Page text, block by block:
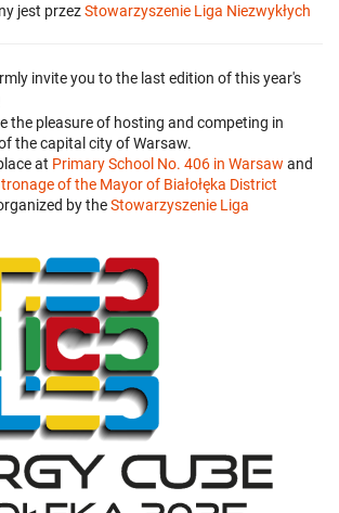
jest przezStowarzyszenie Liga Niezwykłych
invite you to the last edition of this year's
the pleasure of hosting and competing in
the capital city of Warsaw.
at Primary School No. 406 in Warsaw and
of the Mayor of Białołęka District
by theStowarzyszenie Liga